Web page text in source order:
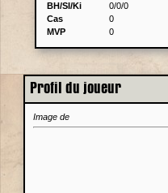
BH/SI/Ki
0/0/0
Cas
0
MVP
0
Profil du joueur
Image de